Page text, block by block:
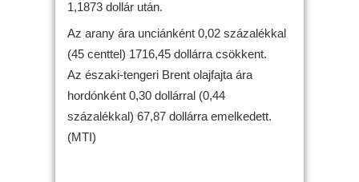
1,1873 dollár után.
Az arany ára unciánként 0,02 százalékkal
(45 centtel) 1716,45 dollárra csökkent.
Az északi-tengeri Brent olajfajta ára
hordónként 0,30 dollárral (0,44
százalékkal) 67,87 dollárra emelkedett.
(MTI)